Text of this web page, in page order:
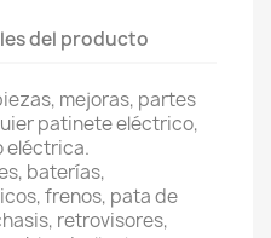
del producto
mejoras, partes
patinete eléctrico,
eléctrica.
baterías,
frenos, pata de
retrovisores,